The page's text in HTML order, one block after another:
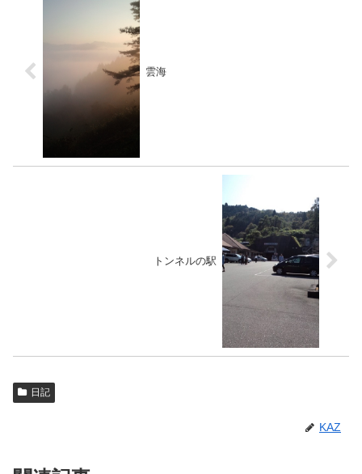
雲海
トンネルの駅
日記
KAZ